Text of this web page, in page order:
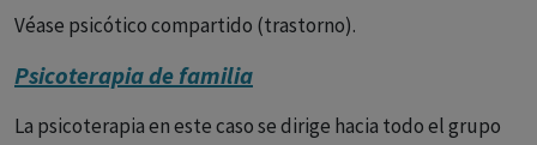
Véase psicótico compartido (trastorno).
Psicoterapia de familia
La psicoterapia en este caso se dirige hacia todo el grupo